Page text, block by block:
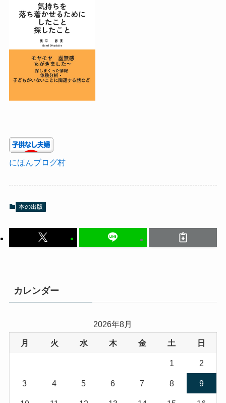
にほんブログ村
本の出版
カレンダー
2026年8月
月 火 水 木 金 土 日
1 2
3 4 5 6 7 8 9